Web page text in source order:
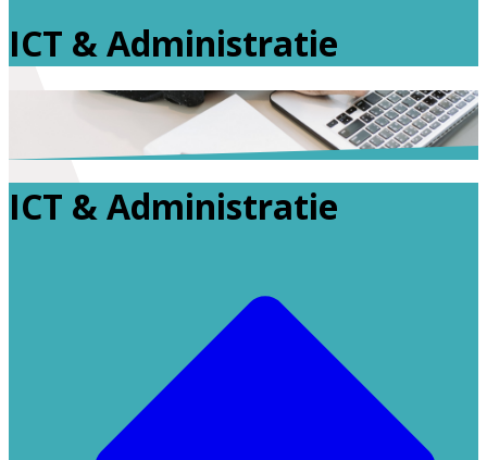
ICT & Administratie
ICT & Administratie